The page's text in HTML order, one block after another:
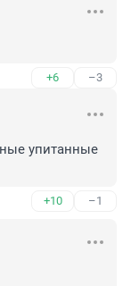
+6 –3
упитанные
+10 –1